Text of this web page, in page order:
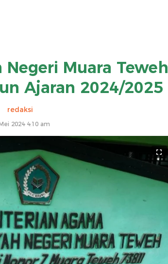
Muara Teweh
Ajaran 2024/2025
redaksi
2024 4:10 am